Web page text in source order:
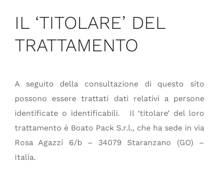
IL ‘TITOLARE’ DEL
TRATTAMENTO
A seguito della consultazione di questo sito
possono essere trattati dati relativi a persone
identificate o identificabili. Il ‘titolare’ del loro
trattamento è Boato Pack S.r.l., che ha sede in via
Rosa Agazzi 6/b – 34079 Staranzano (GO) –
Italia.